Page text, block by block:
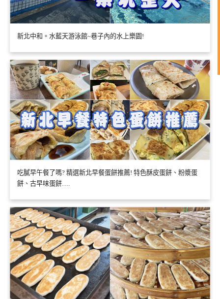
新北中和。水藍天游泳館~巷子內的水上樂園!
吃膩早午餐了嗎? 精選新北早餐蛋餅推薦! 特色酥皮蛋餅、粉漿蛋
餅、古早味蛋餅….